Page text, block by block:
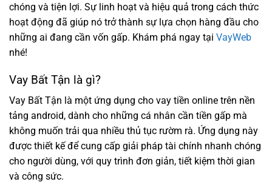
chóng và tiện lợi. Sự linh hoạt và hiệu quả trong cách thức
hoạt động đã giúp nó trở thành sự lựa chọn hàng đầu cho
những ai đang cần vốn gấp. Khám phá ngay tại VayWeb
nhé!
Vay Bất Tận là gì?
Vay Bất Tận là một ứng dụng cho vay tiền online trên nền
tảng android, dành cho những cá nhân cần tiền gấp mà
không muốn trải qua nhiều thủ tục rườm rà. Ứng dụng này
được thiết kế để cung cấp giải pháp tài chính nhanh chóng
cho người dùng, với quy trình đơn giản, tiết kiệm thời gian
và công sức.